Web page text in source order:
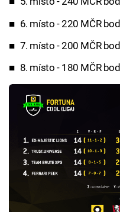
6. místo - 220 MČR
7. místo - 200 MČR
8. místo - 180 MČR